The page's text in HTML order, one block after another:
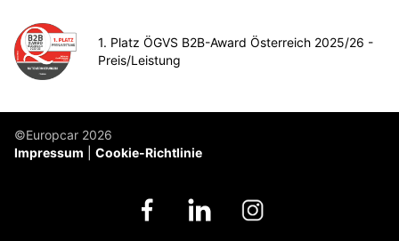
1. Platz ÖGVS B2B-Award Österreich 2025/26 -
Preis/Leistung
©Europcar 2026
Impressum
Cookie-Richtlinie